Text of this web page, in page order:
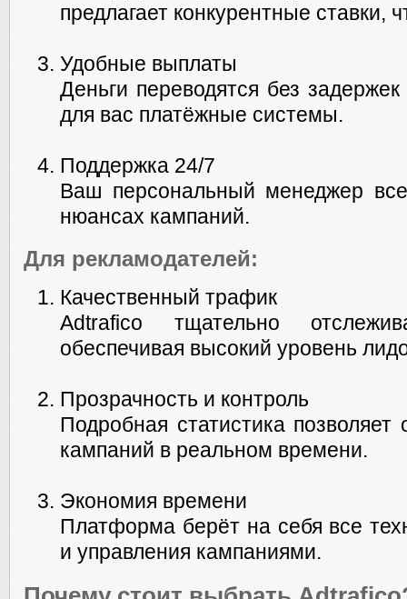
предлагает конкурентные ставки,
Удобные выплаты
Деньги переводятся без
для вас платёжные системы.
Поддержка 24/7
Ваш персональный менеджер
нюансах кампаний.
Для рекламодателей:
Качественный трафик
Adtrafico тщательно
обеспечивая высокий уровень
Прозрачность и контроль
Подробная статистика
кампаний в реальном времени.
Экономия времени
Платформа берёт на себя все
и управления кампаниями.